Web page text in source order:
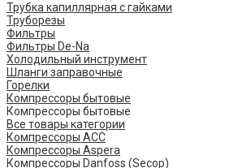
Трубка капиллярная с гайками
Труборезы
Фильтры
Фильтры De-Na
Холодильный инструмент
Шланги заправочные
Горелки
Компрессоры бытовые
Компрессоры бытовые
Все товары категории
Компрессоры ACC
Компрессоры Aspera
Компрессоры Danfoss (Secop)